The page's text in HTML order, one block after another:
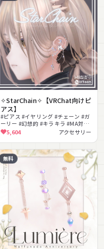
✧StarChain✧【VRChat向けピ
アス】
#ピアス #イヤリング #チェーン #ガ
ーリー #幻想的 #キラキラ #MA対応
#耳装飾 #クール #エレガント
5,604 アクセサリー
無料